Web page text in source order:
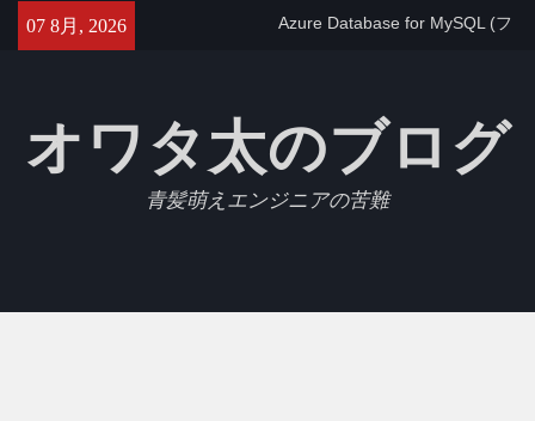
07 8月, 2026
Azure Database for MySQL (フ
【GCP】Cloud SQLでtimezone
を変更する
【Jest】Slack APIをモックにし
たテストを書いたのでメモ
オワタ太のブログ
青髪萌えエンジニアの苦難